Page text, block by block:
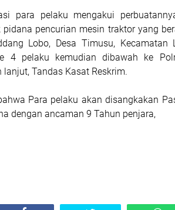
para pelaku mengakui
pidana pencurian mesin traktor yang
Lobo, Desa Timusu, Kecamatan
4 pelaku kemudian dibawah ke
lanjut, Tandas Kasat Reskrim.
Para pelaku akan disangkakan
dengan ancaman 9 Tahun penjara,